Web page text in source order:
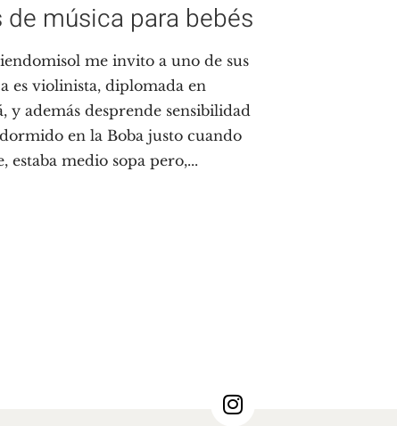
música para bebés
me invito a uno de sus
es violinista, diplomada en
además desprende sensibilidad
en la Boba justo cuando
estaba medio sopa pero,...